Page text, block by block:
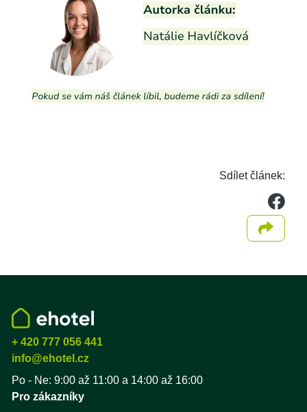
Sdílet článek:
+ 420 777 056 441
info@ehotel.cz
Po - Ne: 9:00 až 11:00 a 14:00 až 16:00
Pro zákazníky